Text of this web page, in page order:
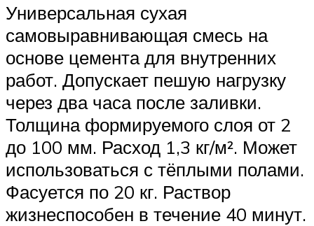
Универсальная сухая
самовыравнивающая смесь на
основе цемента для внутренних
работ. Допускает пешую нагрузку
через два часа после заливки.
Толщина формируемого слоя от 2
до 100 мм. Расход 1,3 кг/м². Может
использоваться с тёплыми полами.
Фасуется по 20 кг. Раствор
жизнеспособен в течение 40 минут.